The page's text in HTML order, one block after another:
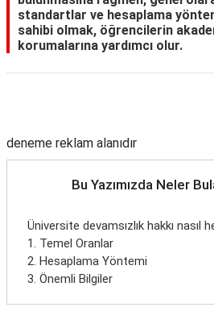
standartlar ve hesaplama
sahibi olmak, öğrencilerin
korumalarına yardımcı olur.
deneme reklam alanıdır
Bu Yazımızda Neler
Üniversite devamsızlık hakkı nasıl
1. Temel Oranlar
2. Hesaplama Yöntemi
3. Önemli Bilgiler